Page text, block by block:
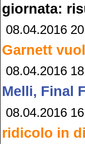
giornata:
08.04.2016
Garnett
08.04.2016
Melli, Final
08.04.2016
ridicolo in